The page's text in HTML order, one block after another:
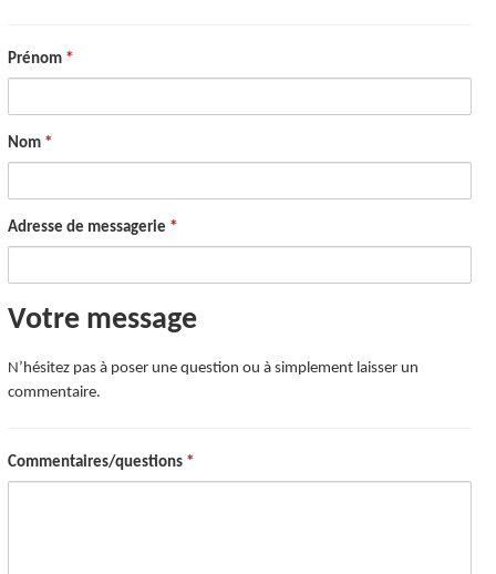
Prénom *
Nom *
Adresse de messagerie *
Votre message
N’hésitez pas à poser une question ou à simplement laisser un
commentaire.
Commentaires/questions *